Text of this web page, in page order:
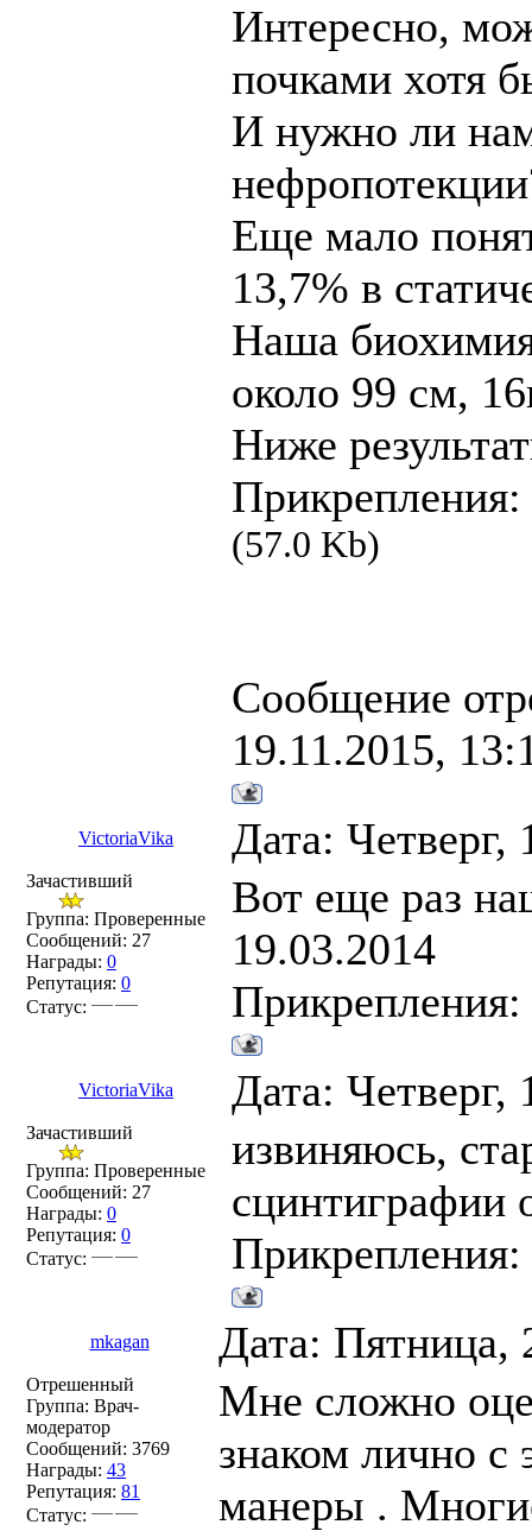
Интересно,
почками хотя
И нужно ли
Еще мало
13,7% в
Наша
около 99 см,
Ниже
Прикрепления:
(57.0 Kb)
Сообщение
19.11.2015,
VictoriaVika Дата:
Зачастивший
Группа: Проверенные
Сообщений: 27
Награды: 0
Репутация: 0
Статус:
Вот еще раз
19.03.2014
Прикрепления:
VictoriaVika Дата:
Зачастивший
Группа: Проверенные
Сообщений: 27
Награды: 0
Репутация: 0
Статус:
извиняюсь,
сцинтиграфии
Прикрепления:
mkagan Дата: Пятница,
Отрешенный
Группа: Врач-
модератор
Сообщений: 3769
Награды: 43
Репутация: 81
Статус:
Мне сложно
знаком лично с
манеры .